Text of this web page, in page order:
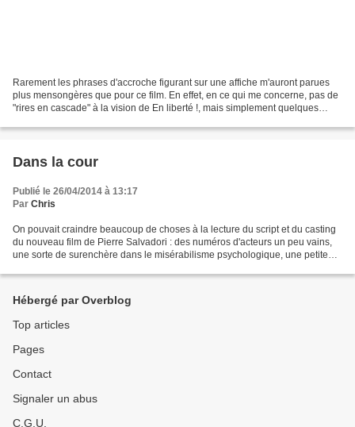
Rarement les phrases d'accroche figurant sur une affiche m'auront parues
plus mensongères que pour ce film. En effet, en ce qui me concerne, pas de
"rires en cascade" à la vision de En liberté !, mais simplement quelques
Dans la cour
Publié le 26/04/2014 à 13:17
Par Chris
On pouvait craindre beaucoup de choses à la lecture du script et du casting
du nouveau film de Pierre Salvadori : des numéros d'acteurs un peu vains,
une sorte de surenchère dans le misérabilisme psychologique, une petite
Hébergé par Overblog
Top articles
Pages
Contact
Signaler un abus
C.G.U.